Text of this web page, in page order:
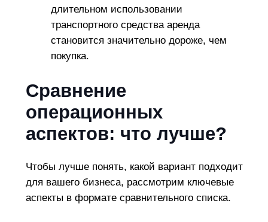
длительном использовании
транспортного средства аренда
становится значительно дороже, чем
покупка.
Сравнение
операционных
аспектов: что лучше?
Чтобы лучше понять, какой вариант подходит
для вашего бизнеса, рассмотрим ключевые
аспекты в формате сравнительного списка.